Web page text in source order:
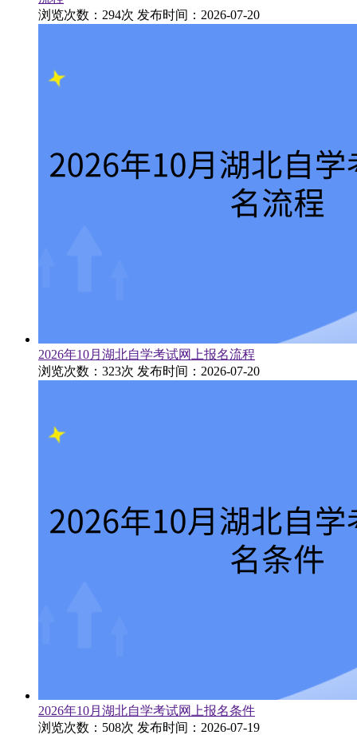
浏览次数：294次 发布时间：2026-07-20
2026年10月湖北自学考试网上报名流程
浏览次数：323次 发布时间：2026-07-20
2026年10月湖北自学考试网上报名条件
浏览次数：508次 发布时间：2026-07-19